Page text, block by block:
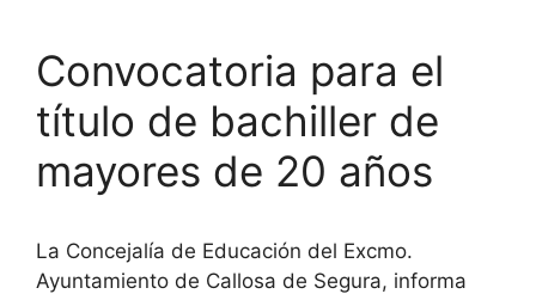
Convocatoria para el
título de bachiller de
mayores de 20 años
La Concejalía de Educación del Excmo.
Ayuntamiento de Callosa de Segura, informa